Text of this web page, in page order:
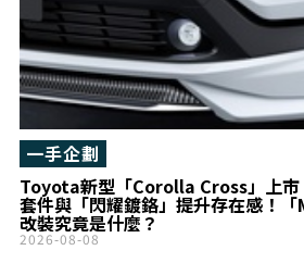
Toyota新型「Corolla Cross」上市
套件與「閃耀鍍鉻」提升存在感！「
改裝究竟是什麼？
一手企劃
2026-08-08